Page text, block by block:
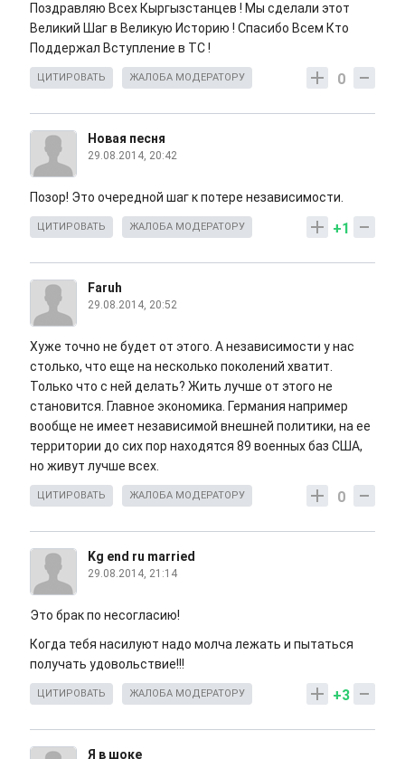
Поздравляю Всех Кыргызстанцев ! Мы сделали этот
Великий Шаг в Великую Историю ! Спасибо Всем Кто
Поддержал Вступление в ТС !
0
ЦИТИРОВАТЬ ЖАЛОБА МОДЕРАТОРУ
Новая песня
29.08.2014, 20:42
Позор! Это очередной шаг к потере независимости.
+1
ЦИТИРОВАТЬ ЖАЛОБА МОДЕРАТОРУ
Faruh
29.08.2014, 20:52
Хуже точно не будет от этого. А независимости у нас
столько, что еще на несколько поколений хватит.
Только что с ней делать? Жить лучше от этого не
становится. Главное экономика. Германия например
вообще не имеет независимой внешней политики, на ее
территории до сих пор находятся 89 военных баз США,
но живут лучше всех.
0
ЦИТИРОВАТЬ ЖАЛОБА МОДЕРАТОРУ
Kg end ru married
29.08.2014, 21:14
Это брак по несогласию!
Когда тебя насилуют надо молча лежать и пытаться
получать удовольствие!!!
+3
ЦИТИРОВАТЬ ЖАЛОБА МОДЕРАТОРУ
Я в шоке